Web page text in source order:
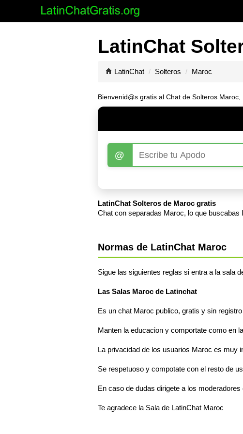
LatinChat
LatinChat Solteros Maroc
Bienvenid@s gratis al Chat de Solteros
@
LatinChat Solteros de Maroc gratis
Chat con separadas Maroc, lo que
Normas de LatinChat Maroc
Sigue las siguientes reglas si entra a la sala
Las Salas Maroc de Latinchat
Es un chat Maroc publico, gratis y sin
Manten la educacion y comportate como en
La privacidad de los usuarios Maroc es muy
Se respetuoso y compotate con el resto de
En caso de dudas dirigete a los
Te agradece la Sala de LatinChat Maroc